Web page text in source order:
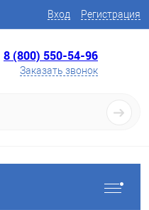
Вход Регистрация
8 (800) 550-54-96
Заказать звонок